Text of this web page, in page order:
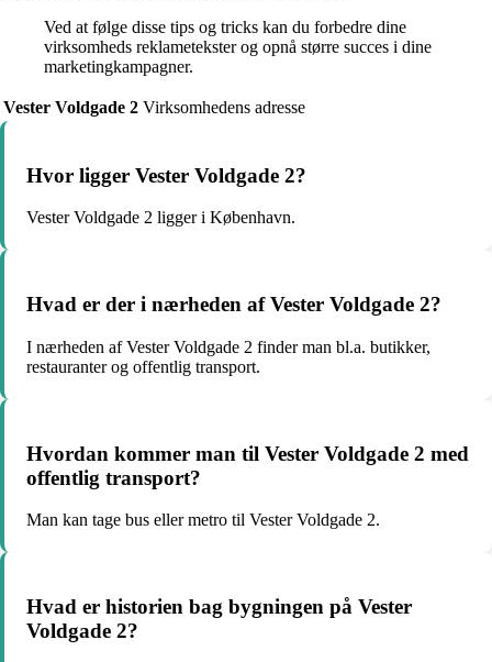
Ved at følge disse tips og tricks kan du forbedre dine
virksomheds reklametekster og opnå større succes i dine
marketingkampagner.
Vester Voldgade 2 Virksomhedens adresse
Hvor ligger Vester Voldgade 2?
Vester Voldgade 2 ligger i København.
Hvad er der i nærheden af Vester Voldgade 2?
I nærheden af Vester Voldgade 2 finder man bl.a. butikker,
restauranter og offentlig transport.
Hvordan kommer man til Vester Voldgade 2 med
offentlig transport?
Man kan tage bus eller metro til Vester Voldgade 2.
Hvad er historien bag bygningen på Vester
Voldgade 2?